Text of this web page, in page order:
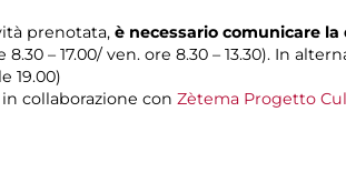
prenotata, è necessario comunicare
– 17.00/ ven. ore 8.30 – 13.30). In
19.00)
in collaborazione con Zètema Progetto